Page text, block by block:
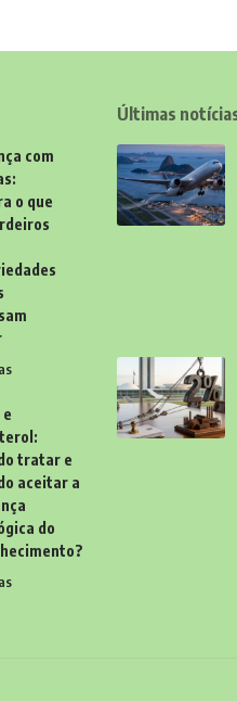
com
o que
tratar e
aceitar a
do
Últimas